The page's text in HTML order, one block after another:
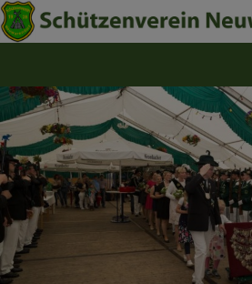
INHALT
SPRINGEN